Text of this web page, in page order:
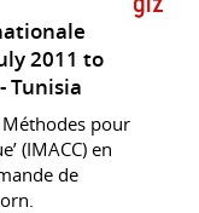
2011 to
Tunisia
pour
(IMACC) en
de